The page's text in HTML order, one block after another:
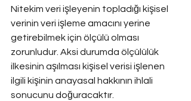
Nitekim veri işleyenin topladığı kişisel
verinin veri işleme amacını yerine
getirebilmek için ölçülü olması
zorunludur. Aksi durumda ölçülülük
ilkesinin aşılması kişisel verisi işlenen
ilgili kişinin anayasal hakkının ihlali
sonucunu doğuracaktır.